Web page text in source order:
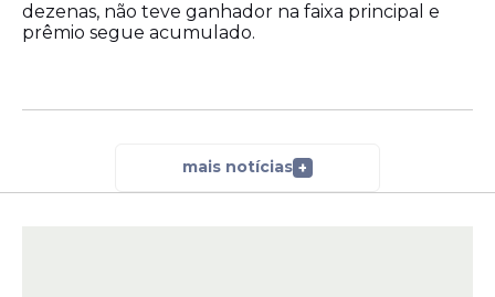
dezenas, não teve ganhador na faixa principal e
prêmio segue acumulado.
mais notícias +